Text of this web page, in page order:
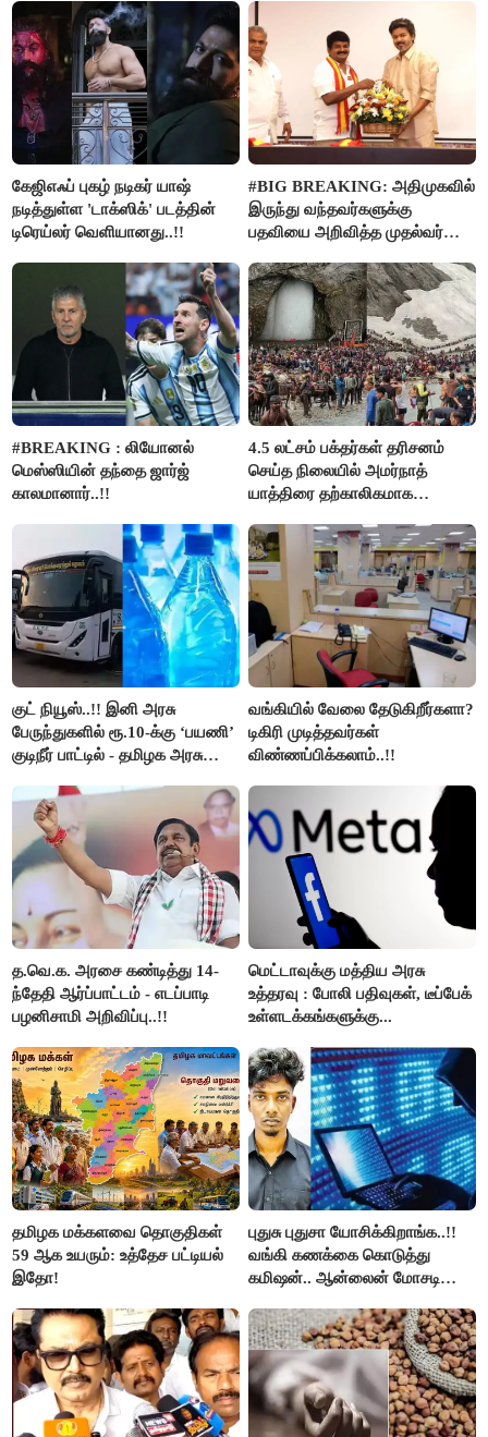
கேஜிஎஃப் புகழ் நடிகர் யாஷ்
நடித்துள்ள 'டாக்‌ஸிக்' படத்தின்
டிரெய்லர் வெளியானது..!!
#BIG BREAKING: அதிமுகவில்
இருந்து வந்தவர்களுக்கு
பதவியை அறிவித்த முதல்வர்
#BREAKING : லியோனல்
மெஸ்ஸியின் தந்தை ஜார்ஜ்
காலமானார்..!!
4.5 லட்சம் பக்தர்கள் தரிசனம்
செய்த நிலையில் அமர்நாத்
யாத்திரை தற்காலிகமாக
குட் நியூஸ்..!! இனி அரசு
பேருந்துகளில் ரூ.10-க்கு ‘பயணி’
குடிநீர் பாட்டில் - தமிழக அரசு
வங்கியில் வேலை தேடுகிறீர்களா?
டிகிரி முடித்தவர்கள்
விண்ணப்பிக்கலாம்..!!
த.வெ.க. அரசை கண்டித்து 14-
ந்தேதி ஆர்ப்பாட்டம் - எடப்பாடி
பழனிசாமி அறிவிப்பு..!!
மெட்டாவுக்கு மத்திய அரசு
உத்தரவு : போலி பதிவுகள், டீப்பேக்
உள்ளடக்கங்களுக்கு...
தமிழக மக்களவை தொகுதிகள்
59 ஆக உயரும்: உத்தேச பட்டியல்
இதோ!
புதுசு புதுசா யோசிக்கிறாங்க..!!
வங்கி கணக்கை கொடுத்து
கமிஷன்.. ஆன்லைன் மோசடி
கைது..!!